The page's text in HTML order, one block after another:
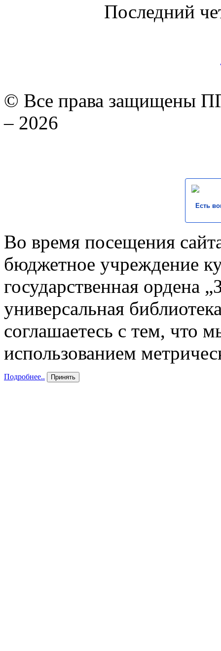
Последний
© Все права защищены
– 2026
Есть
Во время посещения
бюджетное учреждение
государственная ордена
универсальная
соглашаетесь с тем, что
использованием
Подробнее.. Принять